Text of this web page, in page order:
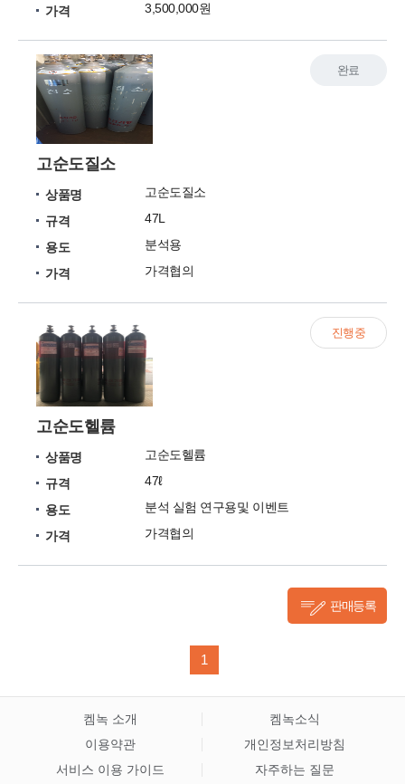
가격
3,500,000원
고순도질소
상품명
고순도질소
규격
47L
용도
분석용
가격
가격협의
완료
고순도헬륨
상품명
고순도헬륨
규격
47ℓ
용도
분석 실험 연구용및 이벤트
가격
가격협의
진행중
판매등록
1
켐녹 소개
켐녹소식
이용약관
개인정보처리방침
서비스 이용 가이드
자주하는 질문